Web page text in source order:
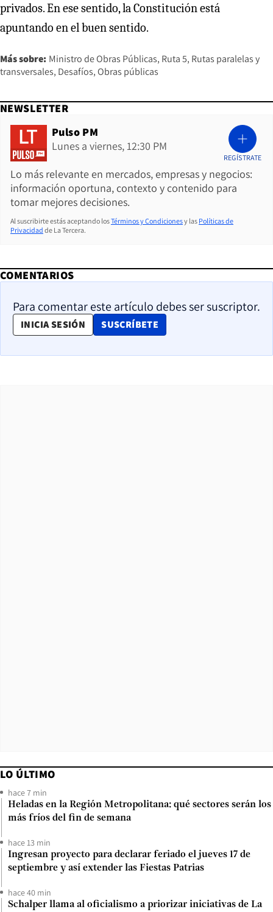
privados. En ese sentido, la Constitución está
apuntando en el buen sentido.
Más sobre: Ministro de Obras Públicas Ruta 5 Rutas paralelas y
transversales Desafíos Obras públicas
NEWSLETTER
Pulso PM
Lunes a viernes, 12:30 PM
Lo más relevante en mercados, empresas y negocios:
información oportuna, contexto y contenido para
tomar mejores decisiones.
REGÍSTRATE
Al suscribirte estás aceptando losTérminos y Condicionesy las Políticas de
Privacidad de La Tercera.
COMENTARIOS
Para comentar este artículo debes ser suscriptor.
INICIA SESIÓN SUSCRÍBETE
OPENS IN NEW WINDOW
LO ÚLTIMO
hace 7 min
Heladas en la Región Metropolitana: qué sectores serán los
más fríos del fin de semana
hace 13 min
Ingresan proyecto para declarar feriado el jueves 17 de
septiembre y así extender las Fiestas Patrias
hace 40 min
Schalper llama al oficialismo a priorizar iniciativas de La